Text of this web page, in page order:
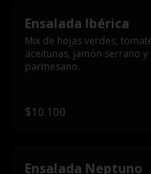
Ensalada Ibérica
Mix de hojas verdes,
aceitunas, jamón serrano y
parmesano.
$10.100
Ensalada Neptuno